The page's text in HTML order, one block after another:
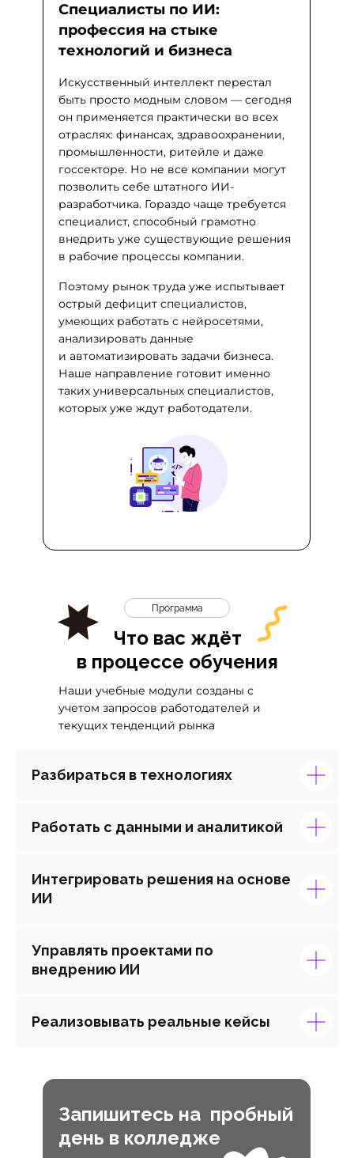
Специалисты по ИИ:
профессия на стыке
технологий и бизнеса
Искусственный интеллект перестал
быть просто модным словом — сегодня
он применяется практически во всех
отраслях: финансах, здравоохранении,
промышленности, ритейле и даже
госсекторе. Но не все компании могут
позволить себе штатного ИИ-
разработчика. Гораздо чаще требуется
специалист, способный грамотно
внедрить уже существующие решения
в рабочие процессы компании.
Поэтому рынок труда уже испытывает
острый дефицит специалистов,
умеющих работать с нейросетями,
анализировать данные
и автоматизировать задачи бизнеса.
Наше направление готовит именно
таких универсальных специалистов,
которых уже ждут работодатели.
Что вас ждёт
в процессе обучения
Программа
Наши учебные модули созданы с
учетом запросов работодателей и
текущих тенденций рынка
Разбираться в технологиях
Работать с данными и аналитикой
Интегрировать решения на основе
ИИ
Управлять проектами по
внедрению ИИ
Реализовывать реальные кейсы
Запишитесь на пробный
день в колледже